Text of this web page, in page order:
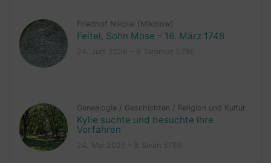
Friedhof Nikolai (Mikolow)
Feitel, Sohn Mose – 18. März 1748
Genealogie / Geschichten / Religion und Kultur
Kylie suchte und besuchte ihre
Vorfahren